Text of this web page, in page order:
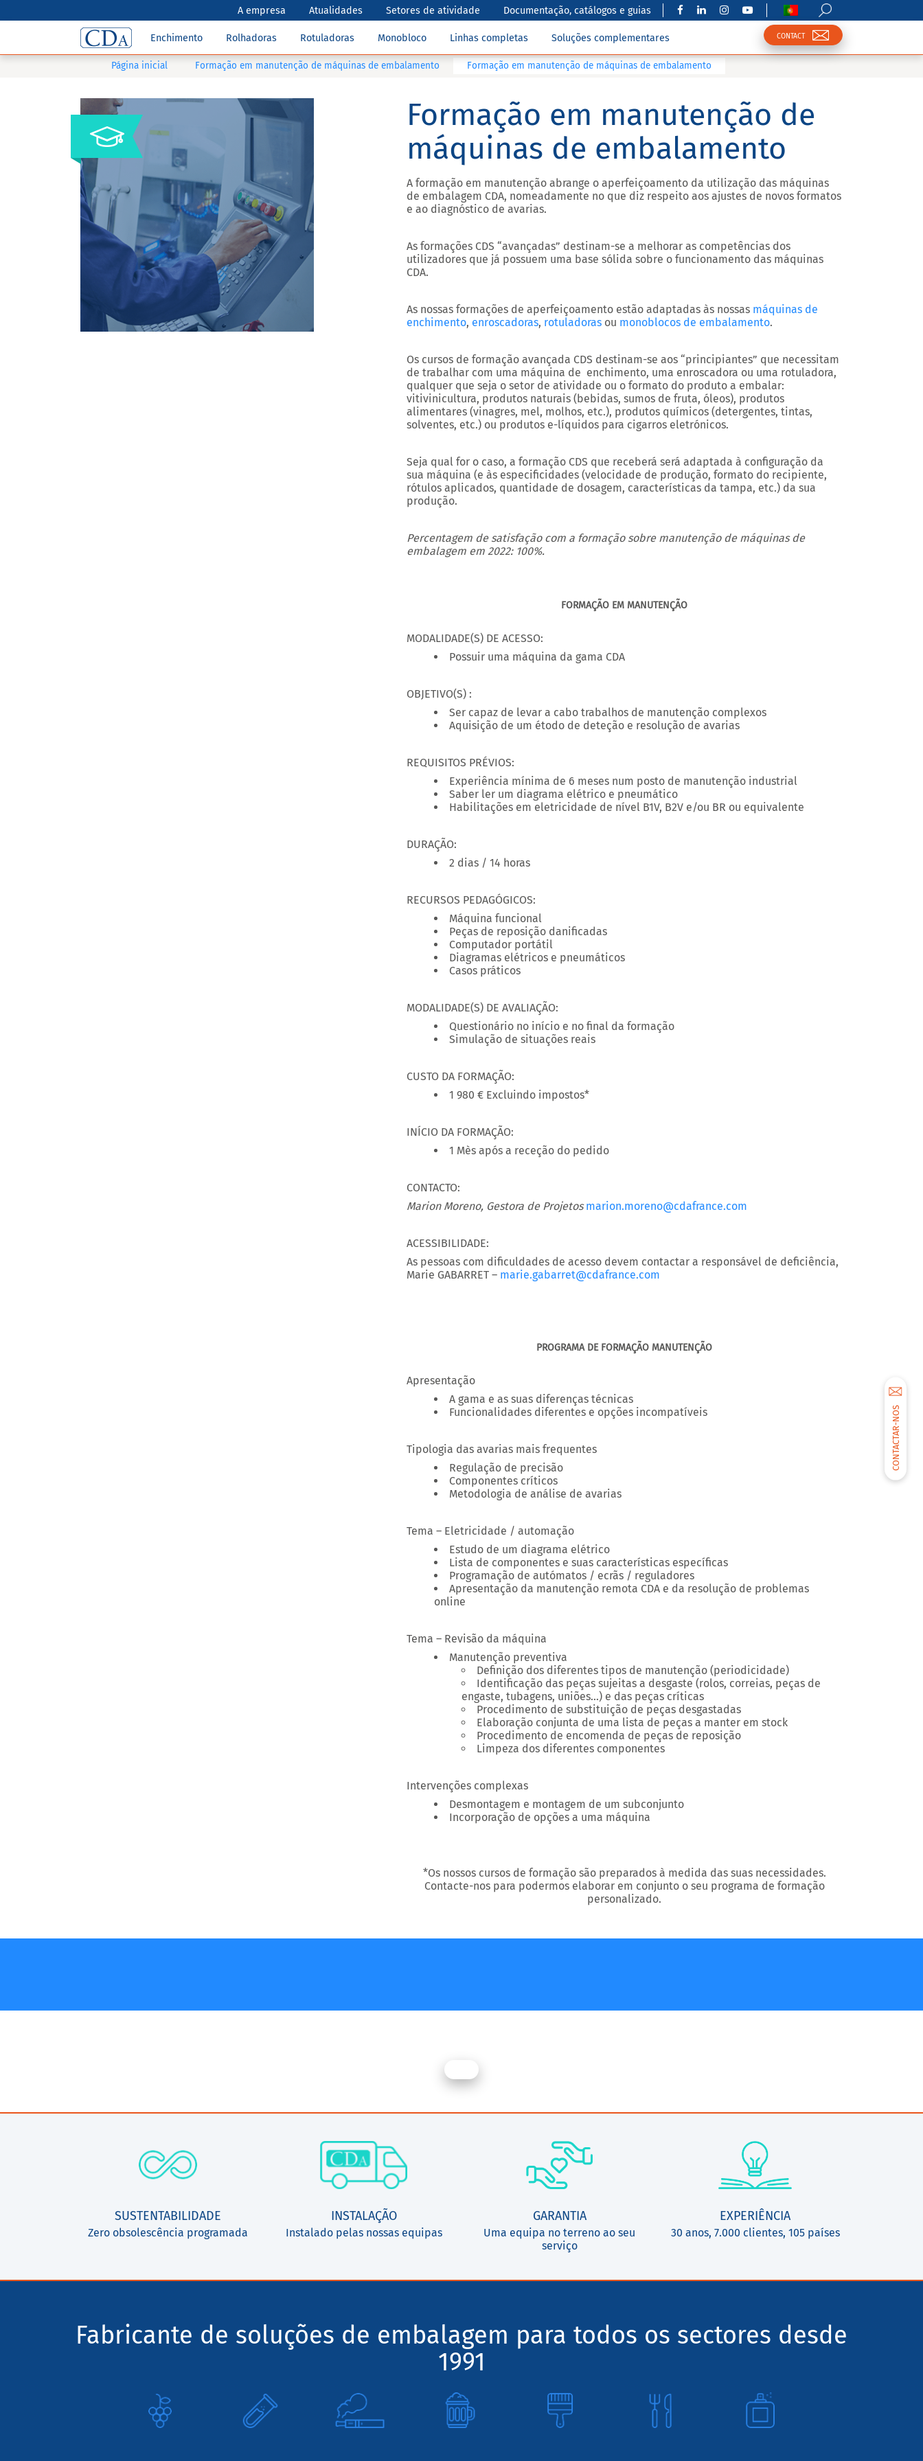
A empresa Atualidades Setores de atividade Documentação, catálogos e guias
Enchimento Rolhadoras Rotuladoras Monobloco Linhas completas Soluções complementares CONTACT
CONTACTAR-NOS
Página inicial Formação em manutenção de máquinas de embalamento Formação em manutenção de máquinas de embalamento
Formação em manutenção de
máquinas de embalamento
A formação em manutenção abrange o aperfeiçoamento da utilização das máquinas
de embalagem CDA, nomeadamente no que diz respeito aos ajustes de novos formatos
e ao diagnóstico de avarias.
As formações CDS “avançadas” destinam-se a melhorar as competências dos
utilizadores que já possuem uma base sólida sobre o funcionamento das máquinas
CDA.
As nossas formações de aperfeiçoamento estão adaptadas às nossas máquinas de
enchimento, enroscadoras, rotuladoras ou monoblocos de embalamento.
Os cursos de formação avançada CDS destinam-se aos “principiantes” que necessitam
de trabalhar com uma máquina de enchimento, uma enroscadora ou uma rotuladora,
qualquer que seja o setor de atividade ou o formato do produto a embalar:
vitivinicultura, produtos naturais (bebidas, sumos de fruta, óleos), produtos
alimentares (vinagres, mel, molhos, etc.), produtos químicos (detergentes, tintas,
solventes, etc.) ou produtos e-líquidos para cigarros eletrónicos.
Seja qual for o caso, a formação CDS que receberá será adaptada à configuração da
sua máquina (e às especificidades (velocidade de produção, formato do recipiente,
rótulos aplicados, quantidade de dosagem, características da tampa, etc.) da sua
produção.
Percentagem de satisfação com a formação sobre manutenção de máquinas de
embalagem em 2022: 100%.
FORMAÇÃO EM MANUTENÇÃO
MODALIDADE(S) DE ACESSO:
Possuir uma máquina da gama CDA
OBJETIVO(S) :
Ser capaz de levar a cabo trabalhos de manutenção complexos
Aquisição de um étodo de deteção e resolução de avarias
REQUISITOS PRÉVIOS:
Experiência mínima de 6 meses num posto de manutenção industrial
Saber ler um diagrama elétrico e pneumático
Habilitações em eletricidade de nível B1V, B2V e/ou BR ou equivalente
DURAÇÃO:
2 dias / 14 horas
RECURSOS PEDAGÓGICOS:
Máquina funcional
Peças de reposição danificadas
Computador portátil
Diagramas elétricos e pneumáticos
Casos práticos
MODALIDADE(S) DE AVALIAÇÃO:
Questionário no início e no final da formação
Simulação de situações reais
CUSTO DA FORMAÇÃO:
1 980 € Excluindo impostos*
INÍCIO DA FORMAÇÃO:
1 Mès após a receção do pedido
CONTACTO:
Marion Moreno, Gestora de Projetosmarion.moreno@cdafrance.com
ACESSIBILIDADE:
As pessoas com dificuldades de acesso devem contactar a responsável de deficiência,
Marie GABARRET – marie.gabarret@cdafrance.com
PROGRAMA DE FORMAÇÃO MANUTENÇÃO
Apresentação
A gama e as suas diferenças técnicas
Funcionalidades diferentes e opções incompatíveis
Tipologia das avarias mais frequentes
Regulação de precisão
Componentes críticos
Metodologia de análise de avarias
Tema – Eletricidade / automação
Estudo de um diagrama elétrico
Lista de componentes e suas características específicas
Programação de autómatos / ecrãs / reguladores
Apresentação da manutenção remota CDA e da resolução de problemas
online
Tema – Revisão da máquina
Manutenção preventiva
Definição dos diferentes tipos de manutenção (periodicidade)
Identificação das peças sujeitas a desgaste (rolos, correias, peças de
engaste, tubagens, uniões…) e das peças críticas
Procedimento de substituição de peças desgastadas
Elaboração conjunta de uma lista de peças a manter em stock
Procedimento de encomenda de peças de reposição
Limpeza dos diferentes componentes
Intervenções complexas
Desmontagem e montagem de um subconjunto
Incorporação de opções a uma máquina
*Os nossos cursos de formação são preparados à medida das suas necessidades.
Contacte-nos para podermos elaborar em conjunto o seu programa de formação
personalizado.
SUSTENTABILIDADE
Zero obsolescência programada
INSTALAÇÃO
Instalado pelas nossas equipas
GARANTIA
Uma equipa no terreno ao seu
serviço
EXPERIÊNCIA
30 anos, 7.000 clientes, 105 países
Fabricante de soluções de embalagem para todos os sectores desde
1991